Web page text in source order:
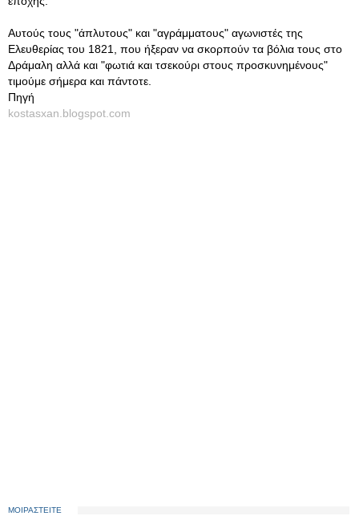
Αυτούς τους "άπλυτους" και "αγράμματους" αγωνιστές της
Ελευθερίας του 1821, που ήξεραν να σκορπούν τα βόλια τους στο
Δράμαλη αλλά και "φωτιά και τσεκούρι στους προσκυνημένους"
τιμούμε σήμερα και πάντοτε.
Πηγή
kostasxan.blogspot.com
ΜΟΙΡΑΣΤΕΙΤΕ